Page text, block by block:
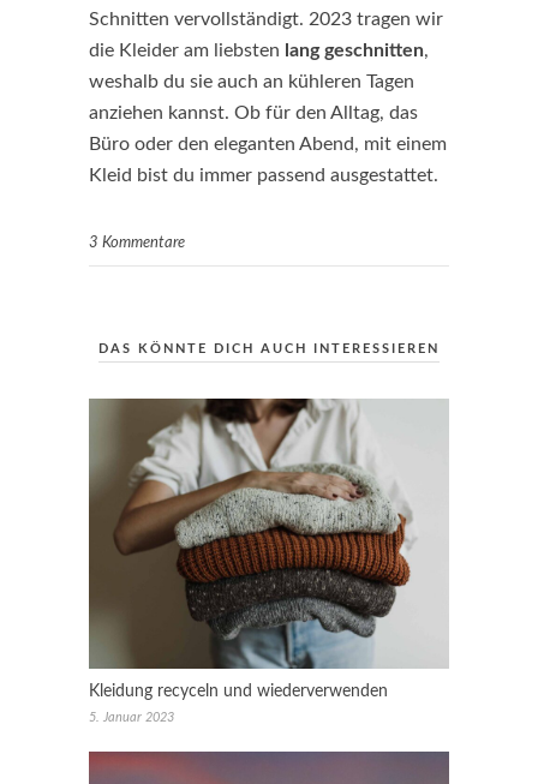
Schnitten vervollständigt. 2023 tragen wir
die Kleider am liebsten lang geschnitten,
weshalb du sie auch an kühleren Tagen
anziehen kannst. Ob für den Alltag, das
Büro oder den eleganten Abend, mit einem
Kleid bist du immer passend ausgestattet.
3 Kommentare
DAS KÖNNTE DICH AUCH INTERESSIEREN
Kleidung recyceln und wiederverwenden
5. Januar 2023